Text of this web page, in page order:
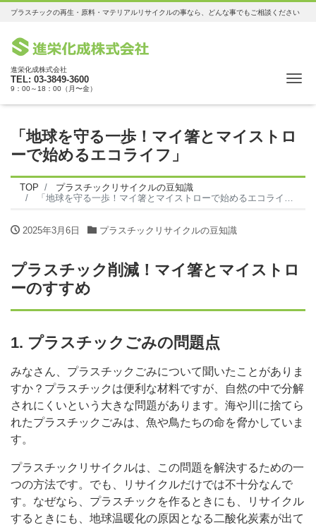
プラスチックの再生・原料・マテリアルリサイクルの事なら、どんな事でもご相談ください
進栄化成株式会社
TEL: 03-3849-3600
9：00～18：00（月〜金）
「地球を守る一歩！マイ箸とマイストロ
ーで始めるエコライフ」
TOP
プラスチックリサイクルの豆知識
「地球を守る一歩！マイ箸とマイストローで始めるエコライフ」
2025年3月6日 プラスチックリサイクルの豆知識
プラスチック削減！マイ箸とマイストロ
ーのすすめ
1. プラスチックごみの問題点
みなさん、プラスチックごみについて聞いたことがありま
すか？プラスチックは便利な材料ですが、自然の中で分解
されにくいという大きな問題があります。海や川に捨てら
れたプラスチックごみは、魚や鳥たちの命を脅かしていま
す。
プラスチックリサイクルは、この問題を解決するための一
つの方法です。でも、リサイクルだけでは不十分なんで
す。なぜなら、プラスチックを作るときにも、リサイクル
するときにも、地球温暖化の原因となる二酸化炭素が出て